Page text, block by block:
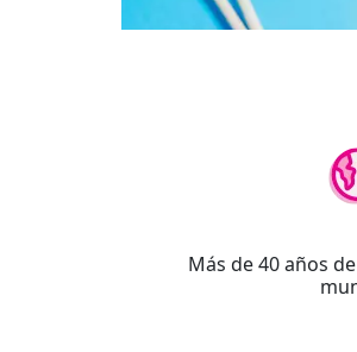
Más de 40 años